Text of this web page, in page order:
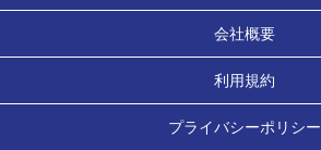
会社概要
利用規約
プライバシーポリシー